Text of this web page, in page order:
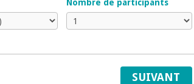
Nombre de participants
SUIVANT